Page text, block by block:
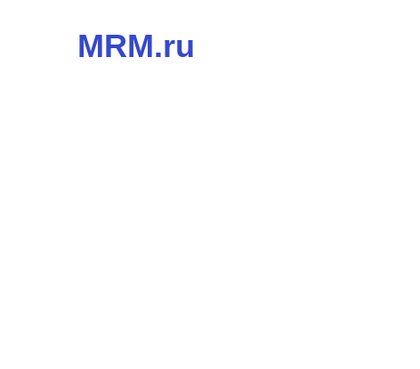
MRM.ru